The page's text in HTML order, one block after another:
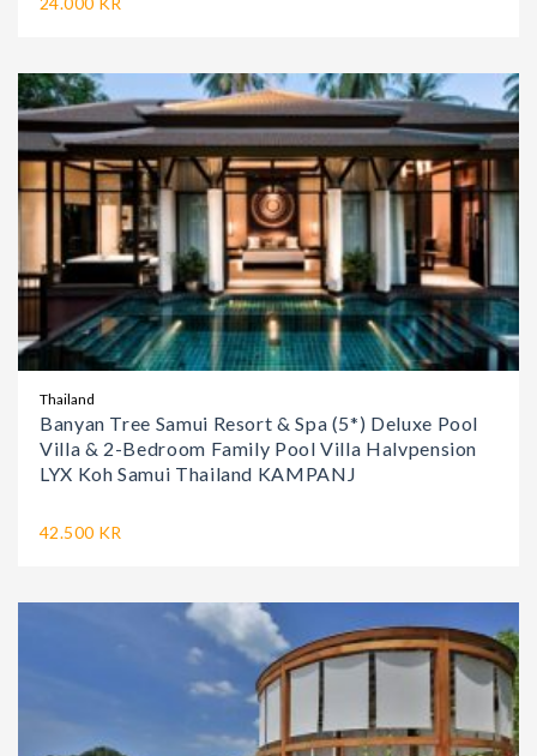
Thailand
Banyan Tree Samui Resort & Spa (5*) Deluxe Pool
Villa & 2-Bedroom Family Pool Villa Halvpension
LYX Koh Samui Thailand KAMPANJ
42.500 KR